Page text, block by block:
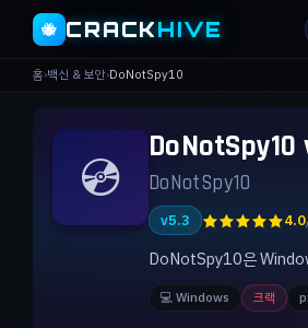
🐝 CRACKHIVE
홈›백신 & 보안›DoNotSpy10
💿 DoNotSpy10
v5.3 ★★★★★4.0
DoNotSpy10은
💻 Windows 크랙